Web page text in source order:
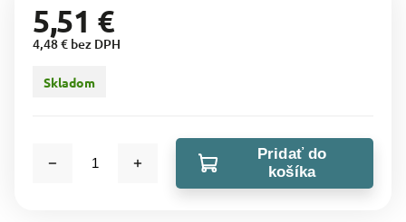
5,51 €
4,48 € bez DPH
Skladom
Pridať do
košíka